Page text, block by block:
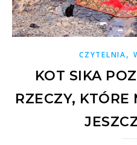
CZYTELNIA,
KOT SIKA
RZECZY,